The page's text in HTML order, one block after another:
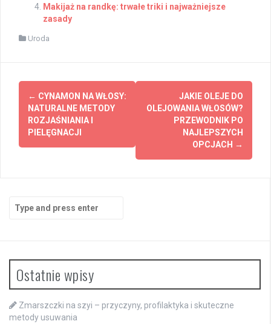
Makijaż na randkę: trwałe triki i najważniejsze
zasady
Uroda
Post
navigation
← CYNAMON NA WŁOSY:
NATURALNE METODY
ROZJAŚNIANIA I
PIELĘGNACJI
JAKIE OLEJE DO
OLEJOWANIA WŁOSÓW?
PRZEWODNIK PO
NAJLEPSZYCH
OPCJACH →
for:
Ostatnie wpisy
Zmarszczki na szyi – przyczyny, profilaktyka i skuteczne
metody usuwania